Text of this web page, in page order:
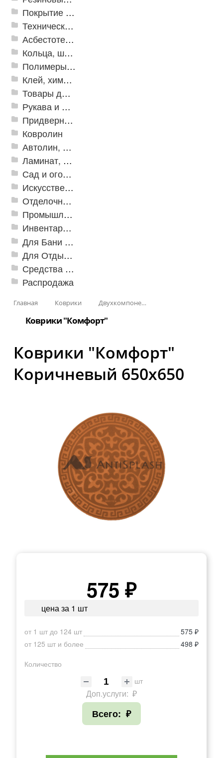
Покрытие из резиновой крошки
Техническая резина
Асбестотехнические и теплоизоляционные материалы
Кольца, шайбы, манжеты
Полимеры и пластики
Клей, химия, сопутствующие товары
Товары для дома
Рукава и шланги промышленные
Придверные решетки
Ковролин
Автолин, Транслин, Линолеум
Ламинат, Кварцвиниловая плитка SPC
Сад и огород
Искусственная трава
Отделочные профили
Промышленный текстиль
Инвентарь для клининга
Для Бани и Сауны
Для Отдыха и Пикника
Средства от насекомых и садовых вредителей
Распродажа
Главная Коврики Двухкомпонентные коврики
Коврики "Комфорт"
Коврики "Комфорт"
Коричневый 650х650
575 ₽
цена за 1 шт
от 1 шт до 124 шт
575 ₽
от 125 шт и более
498 ₽
Количество
шт
Доп.услуги: ₽
Всего: ₽